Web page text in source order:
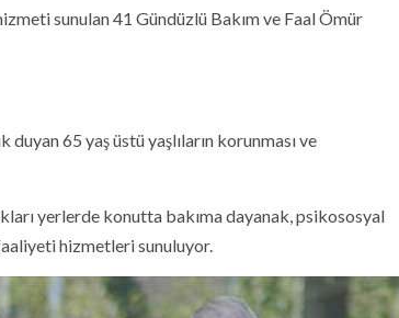
sunulan 41 Gündüzlü Bakım ve Faal Ömür
65 yaş üstü yaşlıların korunması ve
yerlerde konutta bakıma dayanak, psikososyal
hizmetleri sunuluyor.